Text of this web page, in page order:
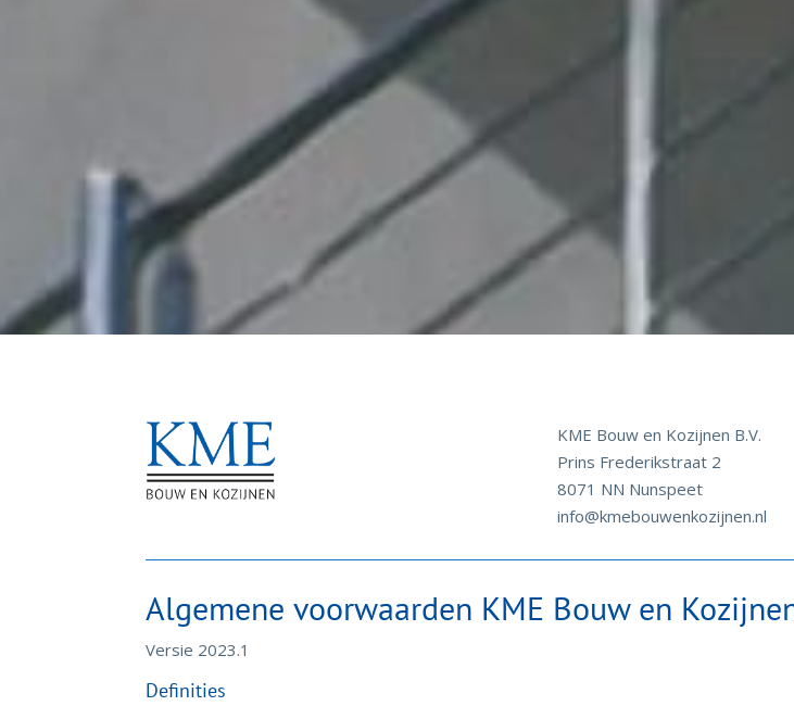
KME Bouw en Kozijnen B.V.
Prins Frederikstraat 2
8071 NN Nunspeet
info@kmebouwenkozijnen.nl
Algemene voorwaarden KME Bouw en
Versie 2023.1
Definities